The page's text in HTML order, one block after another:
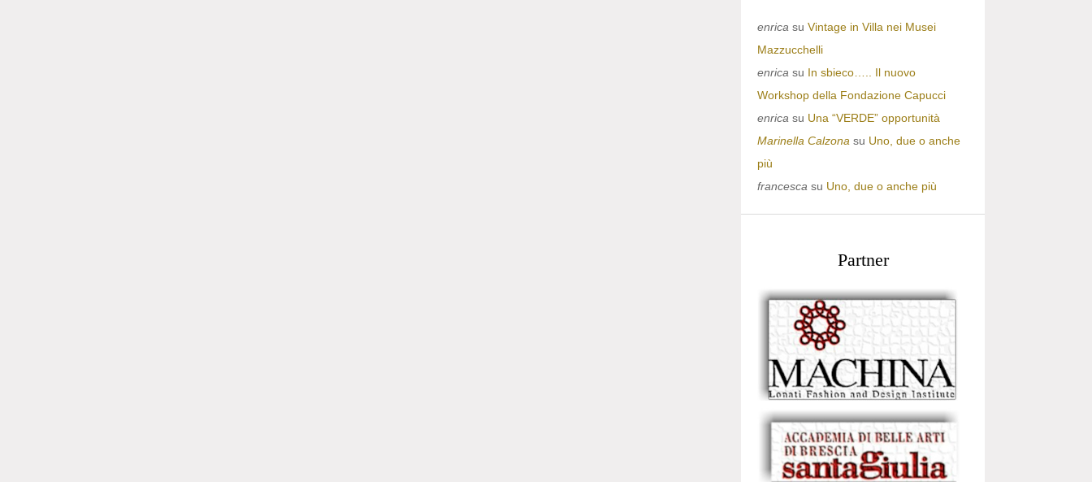
enrica su Vintage in Villa nei Musei
Mazzucchelli
enrica su In sbieco….. Il nuovo
Workshop della Fondazione Capucci
enrica su Una “VERDE” opportunità
Marinella Calzona su Uno, due o anche
più
francesca su Uno, due o anche più
Partner